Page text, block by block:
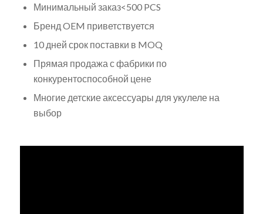
Минимальный заказ<500 PCS
Бренд OEM приветствуется
10 дней срок поставки в MOQ
Прямая продажа с фабрики по
конкурентоспособной цене
Многие детские аксессуары для укулеле на
выбор